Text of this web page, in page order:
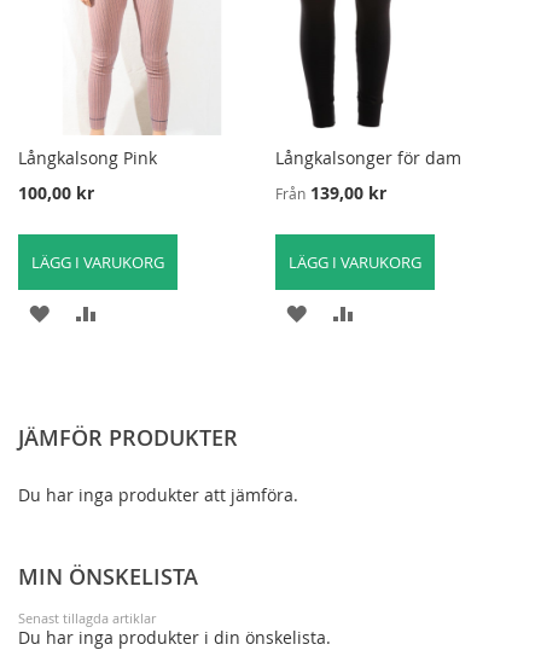
Långkalsong Pink
100,00 kr
LÄGG I VARUKORG
LÄGG
ÖNSKELISTA
ATT
Långkalsonger för dam
Från 139,00 kr
LÄGG I VARUKORG
LÄGG
JÄMFÖR PRODUKTER
Du har inga produkter att jämföra.
MIN ÖNSKELISTA
Senast tillagda artiklar
Du har inga produkter i din önskelista.